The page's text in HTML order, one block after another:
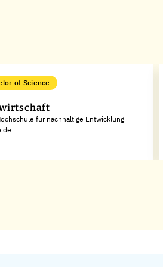
of Science
für nachhaltige Entwicklung